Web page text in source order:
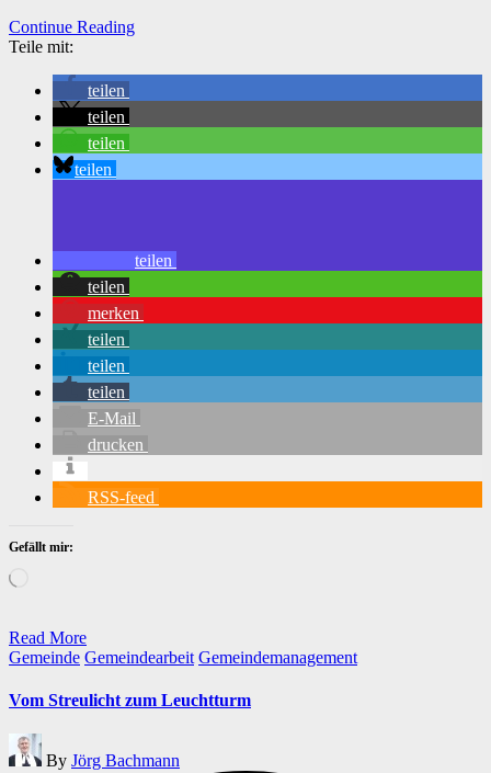
Continue Reading
Teile mit:
teilen
teilen
teilen
teilen
teilen
teilen
merken
teilen
teilen
teilen
E-Mail
drucken
RSS-feed
Gefällt mir:
Read More
Posted
Gemeinde Gemeindearbeit Gemeindemanagement
Vom Streulicht zum Leuchtturm
Posted
by
By Jörg Bachmann